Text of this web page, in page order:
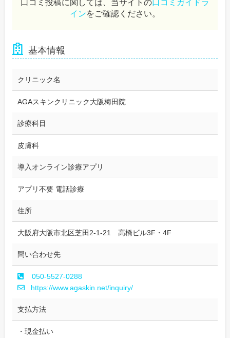
口コミ投稿に関しては、当サイトの口コミガイドラ
インをご確認ください。
基本情報
クリニック名
AGAスキンクリニック大阪梅田院
診療科目
皮膚科
導入オンライン診療アプリ
アプリ不要 電話診療
住所
大阪府大阪市北区芝田2-1-21 高橋ビル3F・4F
問い合わせ先
050-5527-0288
https://www.agaskin.net/inquiry/
支払方法
・現金払い